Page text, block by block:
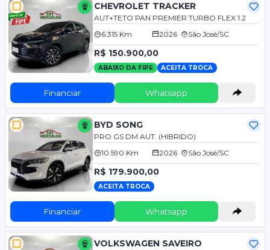
CHEVROLET TRACKER
AUT+TETO PAN PREMIER TURBO FLEX 1.2
6.315 Km
2026 São José/SC
R$ 150.900,00
ABAIXO DA FIPE ACEITA TROCA
Financiar Whatsapp
BYD SONG
PRO GS DM AUT. (HIBRIDO)
10.590 Km
2026 São José/SC
R$ 179.900,00
ACEITA TROCA
Financiar Whatsapp
VOLKSWAGEN SAVEIRO